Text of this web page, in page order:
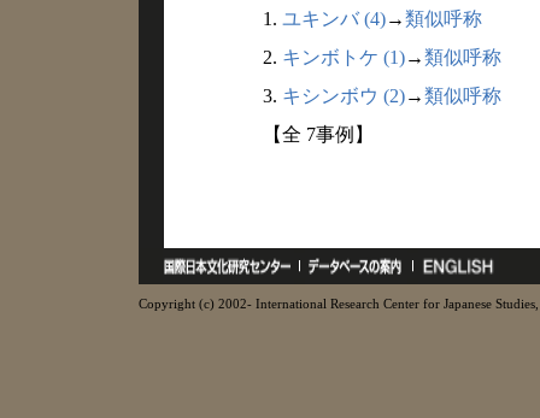
1. ユキンバ (4)→類似呼称
2. キンボトケ (1)→類似呼称
3. キシンボウ (2)→類似呼称
【全 7事例】
Copyright (c) 2002- International Research Center for Japanese